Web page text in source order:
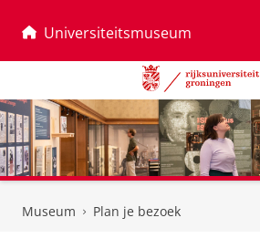
Universiteitsmuseum
Museum Plan je bezoek